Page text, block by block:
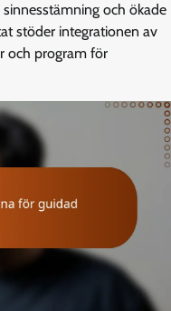
och ökade
stöder integrationen av
och program för